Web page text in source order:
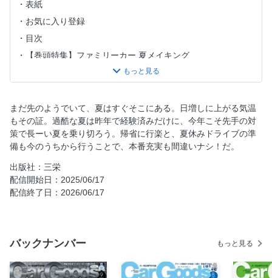
表紙
お気に入り登録
目次
【巻頭特集】ファミリーカー 夏メイキング
【集中特集】カー電アップデーター 2025=summer=
CarGoods Review「ARTAインテリアグッズ」
月イチTESTプログラム「用品考課」
ジャストでスマートなスペシャル選択肢 専用あつらえグッ
ズGUIDE ＝車種別仕立ての特別メニュー＝
人気ジャンルの最新動向を読む「トレンド・サーチライト」
CarGoods QUEST「チャイルドシート編」
よろずINFORMATION「CGMかわら版」
カー用品逸品図鑑「PIVOT・クラシックメーター」
まだ先のようでいて、夏はすぐそこにある。日増しに上がる気温
もその証。過酷な夏は昨年で経験済みだけに、今年こそ先手の対
策で長ーい夏を乗り切ろう。帰省に行楽と、夏休みドライブの準
備も今のうちから行うことで、本番充実も間違いナシ！だ。
出版社：三栄
配信開始日：2025/06/17
配信終了日：2026/06/17
バックナンバー もっと見る